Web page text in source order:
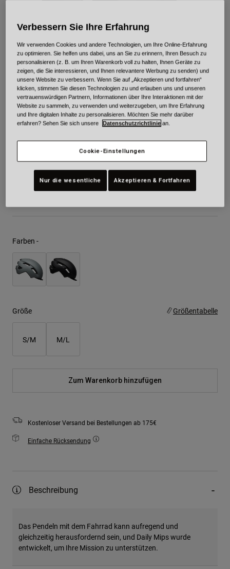
Adventure
Retro
Ersatzteile
Alle Artikel anzeigen
Ersatzteile
Alle Artikel anzeigen
Farben -
Größe Größentabelle
S/M M/L
Zum Warenkorb hinzufügen
Kostenloser Versand bei Bestellungen ab 175€
Einfache Rücksendung
Beschreibung
Das Pendeln mit dem Fahrrad kann aufregend und
gleichzeitig herausfordernd sein, und Daily Mips wurde
entwickelt, um Ihre Mission zu unterstützen.
Verbessern Sie Ihre Erfahrung
Wir verwenden Cookies und andere Technologien, um Ihre Online-Erfahrung
zu optimieren. Sie helfen uns dabei, uns an Sie zu erinnern, Ihren Besuch zu
personalisieren (z. B. um Ihren Warenkorb voll zu halten, Ihnen Geräte zu
zeigen, die Sie interessieren, und Ihnen relevantere Werbung zu senden) und
unsere Website zu verbessern. Wenn Sie auf „Akzeptieren und fortfahren“
klicken, stimmen Sie diesen Technologien zu und erlauben uns und unseren
vertrauenswürdigen Partnern, Informationen über Ihre Interaktionen mit der
Website zu sammeln, zu verwenden und weiterzugeben, um Ihre Erfahrung
und Ihre digitalen Inhalte zu personalisieren. Möchten Sie mehr darüber
erfahren? Sehen Sie sich unsere
Datenschutzrichtlinie an.
Cookie-Einstellungen
Nur die wesentliche Akzeptieren & Fortfahren